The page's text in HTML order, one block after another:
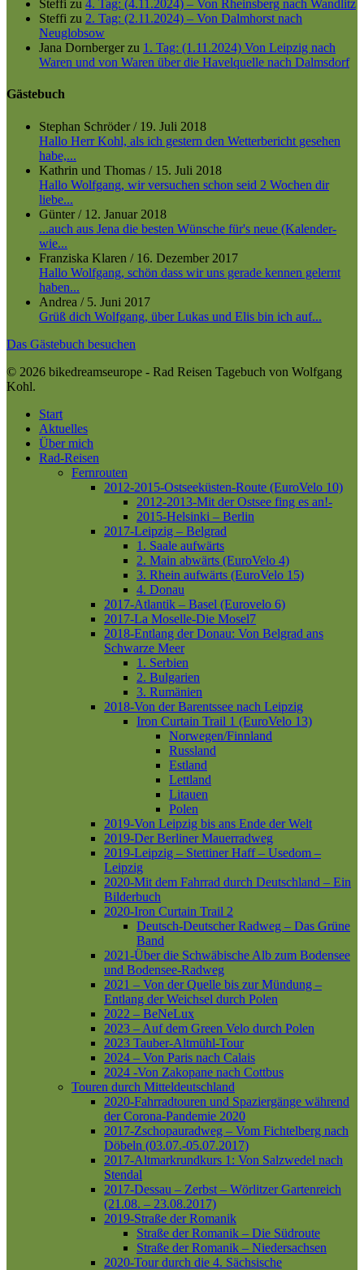
Steffi zu 4. Tag: (4.11.2024) – Von Rheinsberg nach Wandlitz
Steffi zu 2. Tag: (2.11.2024) – Von Dalmhorst nach
Neuglobsow
Jana Dornbergerzu 1. Tag: (1.11.2024) Von Leipzig nach
Waren und von Waren über die Havelquelle nach Dalmsdorf
Gästebuch
Stephan Schröder/ 19. Juli 2018
Hallo Herr Kohl, als ich gestern den Wetterbericht gesehen
habe,...
Kathrin und Thomas / 15. Juli 2018
Hallo Wolfgang, wir versuchen schon seid 2 Wochen dir
liebe...
Günter/ 12. Januar 2018
...auch aus Jena die besten Wünsche für's neue (Kalender-
wie...
Franziska Klaren / 16. Dezember 2017
Hallo Wolfgang, schön dass wir uns gerade kennen gelernt
haben...
Andrea / 5. Juni 2017
Grüß dich Wolfgang, über Lukas und Elis bin ich auf...
Das Gästebuch besuchen
© 2026 bikedreamseurope - Rad Reisen Tagebuch von Wolfgang
Kohl.
Close
Menu
Start
Aktuelles
Über mich
Rad-Reisen
Fernrouten
2012-2015-Ostseeküsten-Route (EuroVelo 10)
2012-2013-Mit der Ostsee fing es an!-
2015-Helsinki – Berlin
2017-Leipzig – Belgrad
1. Saale aufwärts
2. Main abwärts (EuroVelo 4)
3. Rhein aufwärts (EuroVelo 15)
4. Donau
2017-Atlantik – Basel (Eurovelo 6)
2017-La Moselle-Die Mosel7
2018-Entlang der Donau: Von Belgrad ans
Schwarze Meer
1. Serbien
2. Bulgarien
3. Rumänien
2018-Von der Barentssee nach Leipzig
Iron Curtain Trail 1 (EuroVelo 13)
Norwegen/Finnland
Russland
Estland
Lettland
Litauen
Polen
2019-Von Leipzig bis ans Ende der Welt
2019-Der Berliner Mauerradweg
2019-Leipzig – Stettiner Haff – Usedom –
Leipzig
2020-Mit dem Fahrrad durch Deutschland – Ein
Bilderbuch
2020-Iron Curtain Trail 2
Deutsch-Deutscher Radweg – Das Grüne
Band
2021-Über die Schwäbische Alb zum Bodensee
und Bodensee-Radweg
2021 – Von der Quelle bis zur Mündung –
Entlang der Weichsel durch Polen
2022 – BeNeLux
2023 – Auf dem Green Velo durch Polen
2023 Tauber-Altmühl-Tour
2024 – Von Paris nach Calais
2024 -Von Zakopane nach Cottbus
Touren durch Mitteldeutschland
2020-Fahrradtouren und Spaziergänge während
der Corona-Pandemie 2020
2017-Zschopauradweg – Vom Fichtelberg nach
Döbeln (03.07.-05.07.2017)
2017-Altmarkrundkurs 1: Von Salzwedel nach
Stendal
2017-Dessau – Zerbst – Wörlitzer Gartenreich
(21.08. – 23.08.2017)
2019-Straße der Romanik
Straße der Romanik – Die Südroute
Straße der Romanik – Niedersachsen
2020-Tour durch die 4. Sächsische